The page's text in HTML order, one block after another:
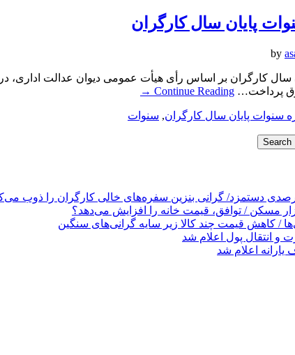
پایان سال کارگران
کارگران بر اساس رأی هیأت عمومی دیوان عدالت اداری، در
پرداخت… Continue Reading
→
سنوات پایان سال کارگران, سنوات
مسکن / توافق، قیمت خانه را افزایش می‌دهد؟
/ کاهش قیمت چند کالا زیر سایه گرانی‌های سنگین
و انتقال پول اعلام شد
اعلام شد